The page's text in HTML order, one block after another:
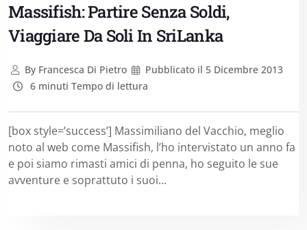
Massifish: Partire Senza Soldi,
Viaggiare Da Soli In SriLanka
ByFrancesca Di Pietro Pubblicato il 5 Dicembre 2013
6 minuti Tempo di lettura
[box style=’success’] Massimiliano del Vacchio, meglio
noto al web come Massifish, l’ho intervistato un anno fa
e poi siamo rimasti amici di penna, ho seguito le sue
avventure e soprattuto i suoi...